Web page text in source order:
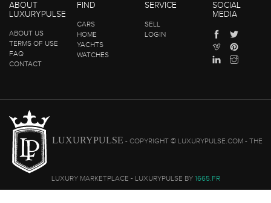
ABOUT
LUXURYPULSE
ABOUT US
TERMS OF USE
FAQ
CONTACT
FIND
CARS
HOME
YACHTS
WATCHES
SERVICE
SELL
LOGIN
SOCIAL
MEDIA
LUXURYPULSE - COPYRIGHT © LUXURYPULSE.COM - THE
LUXURY MARKETPLACE - LUXURYPULSE BY 1665.FR